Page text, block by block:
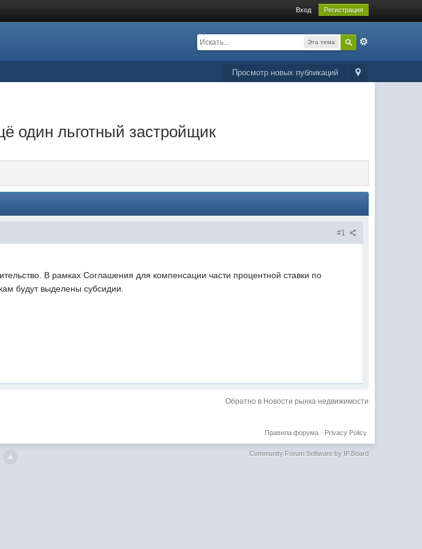
Вход Регистрация
Эта тема
Просмотр новых публикаций
один льготный застройщик
#1
В рамках Соглашения для компенсации части процентной ставки по
будут выделены субсидии.
Обратно в Новости рынка недвижимости
Privacy Policy
Правила форума·
Community Forum Software by IP.Board